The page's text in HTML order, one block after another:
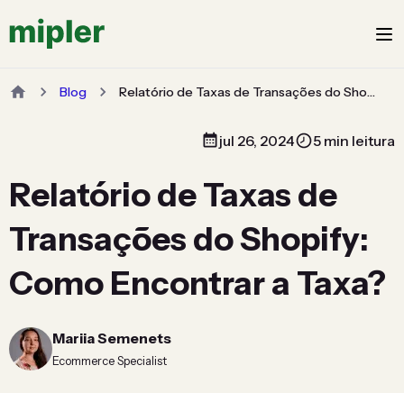
Blog Relatório de Taxas de Transações do Shopify: Como Encontrar a Taxa?
jul 26, 2024 5 min leitura
Relatório de Taxas de
Transações do Shopify:
Como Encontrar a Taxa?
Mariia Semenets
Ecommerce Specialist